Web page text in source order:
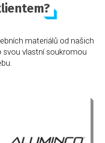
materiálů od našich
svou vlastní soukromou